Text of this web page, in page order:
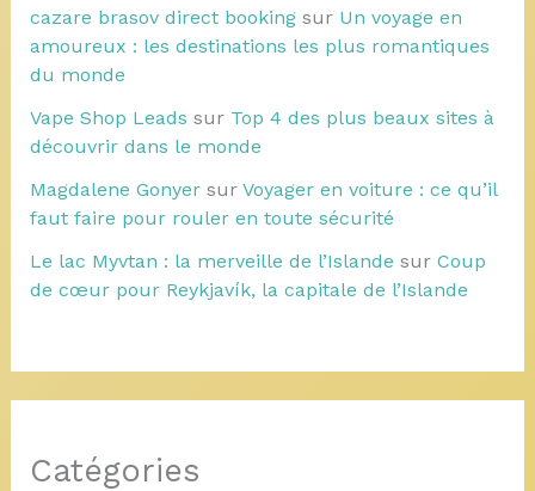
cazare brasov direct bookingsur Un voyage en
amoureux : les destinations les plus romantiques
du monde
Vape Shop Leads sur Top 4 des plus beaux sites à
découvrir dans le monde
Magdalene Gonyersur Voyager en voiture : ce qu’il
faut faire pour rouler en toute sécurité
Le lac Myvtan : la merveille de l’Islande sur Coup
de cœur pour Reykjavík, la capitale de l’Islande
Catégories